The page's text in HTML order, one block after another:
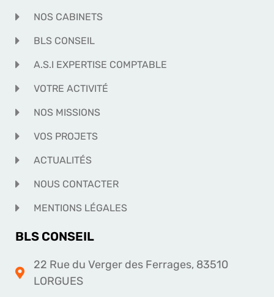
NOS CABINETS
BLS CONSEIL
A.S.I EXPERTISE COMPTABLE
VOTRE ACTIVITÉ
NOS MISSIONS
VOS PROJETS
ACTUALITÉS
NOUS CONTACTER
MENTIONS LÉGALES
BLS CONSEIL
22 Rue du Verger des Ferrages, 83510
LORGUES